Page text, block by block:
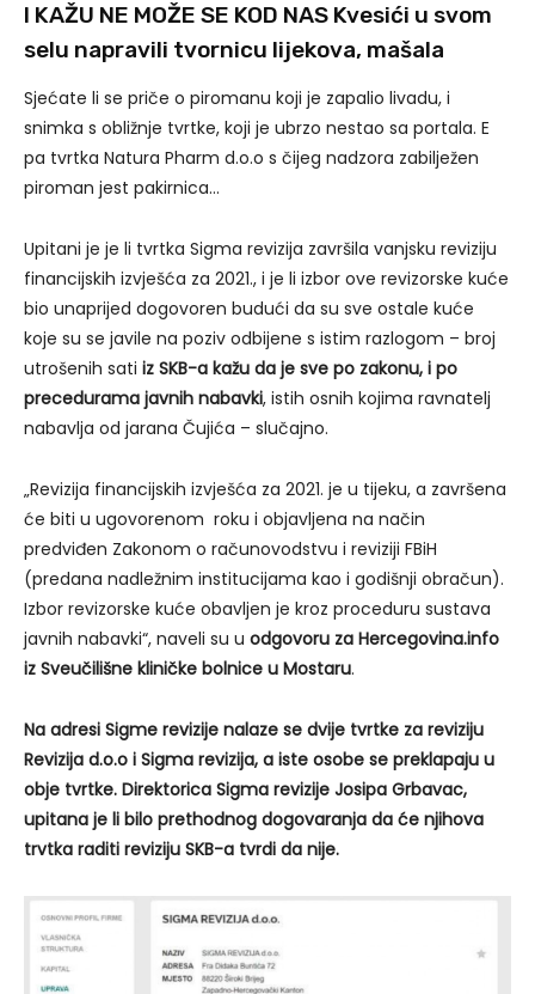
I KAŽU NE MOŽE SE KOD NAS Kvesići u svom
selu napravili tvornicu lijekova, mašala
Sjećate li se priče o piromanu koji je zapalio livadu, i
snimka s obližnje tvrtke, koji je ubrzo nestao sa portala. E
pa tvrtka Natura Pharm d.o.o s čijeg nadzora zabilježen
piroman jest pakirnica…
Upitani je je li tvrtka Sigma revizija završila vanjsku reviziju
financijskih izvješća za 2021., i je li izbor ove revizorske kuće
bio unaprijed dogovoren budući da su sve ostale kuće
koje su se javile na poziv odbijene s istim razlogom – broj
utrošenih sati iz SKB-a kažu da je sve po zakonu, i po
precedurama javnih nabavki, istih osnih kojima ravnatelj
nabavlja od jarana Čujića – slučajno.
„Revizija financijskih izvješća za 2021. je u tijeku, a završena
će biti u ugovorenom roku i objavljena na način
predviđen Zakonom o računovodstvu i reviziji FBiH
(predana nadležnim institucijama kao i godišnji obračun).
Izbor revizorske kuće obavljen je kroz proceduru sustava
javnih nabavki“, naveli su u odgovoru za Hercegovina.info
iz Sveučilišne kliničke bolnice u Mostaru.
Na adresi Sigme revizije nalaze se dvije tvrtke za reviziju
Revizija d.o.o i Sigma revizija, a iste osobe se preklapaju u
obje tvrtke. Direktorica Sigma revizije Josipa Grbavac,
upitana je li bilo prethodnog dogovaranja da će njihova
trvtka raditi reviziju SKB-a tvrdi da nije.